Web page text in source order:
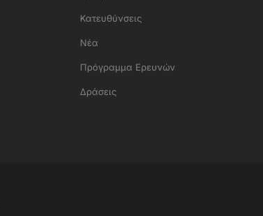
Κατευθύνσεις
Νέα
Πρόγραμμα Ερευνών
Δράσεις